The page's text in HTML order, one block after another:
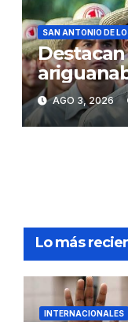
SAN ANTONIO DE
Juvenil
AGO 3, 2026
Lo más
INTERNACIONALES